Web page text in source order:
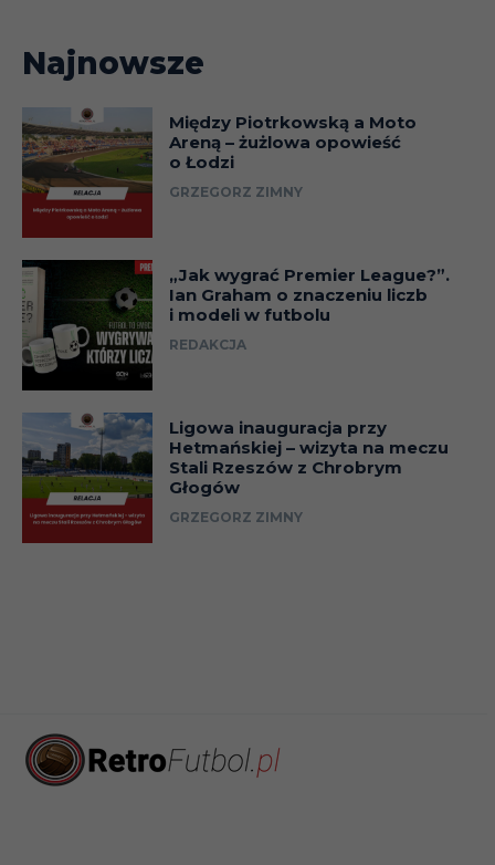
Najnowsze
Między Piotrkowską a Moto
Areną – żużlowa opowieść
o Łodzi
GRZEGORZ ZIMNY
„Jak wygrać Premier League?”.
Ian Graham o znaczeniu liczb
i modeli w futbolu
REDAKCJA
Ligowa inauguracja przy
Hetmańskiej – wizyta na meczu
Stali Rzeszów z Chrobrym
Głogów
GRZEGORZ ZIMNY